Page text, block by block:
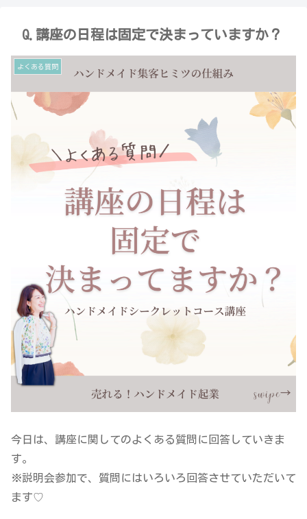
Q.講座の日程は固定で決まっていますか？
よくある質問
今日は、講座に関してのよくある質問に回答していきま
す。
※説明会参加で、質問にはいろいろ回答させていただいて
ます♡